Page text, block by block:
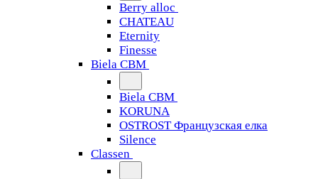
Berry alloc
CHATEAU
Eternity
Finesse
Biela CBM
Biela CBM
KORUNA
OSTROST Французская елка
Silence
Classen